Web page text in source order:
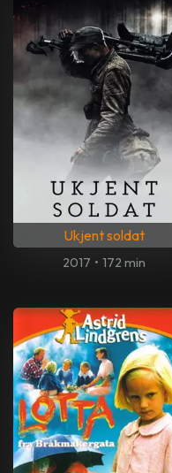
Ukjent soldat
2017 • 172 min